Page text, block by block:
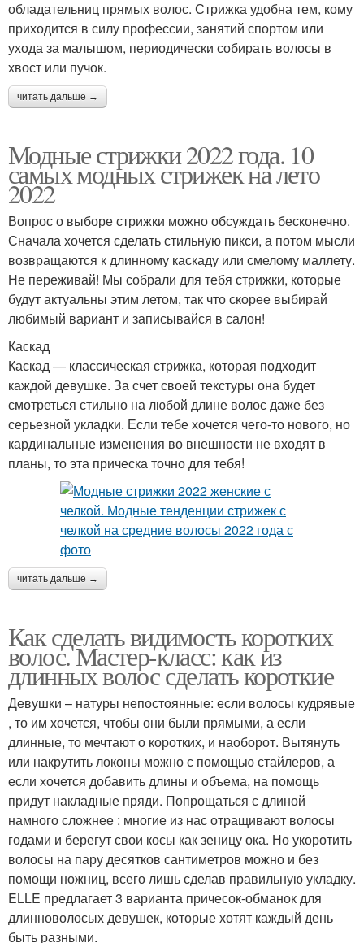
обладательниц прямых волос. Стрижка удобна тем, кому
приходится в силу профессии, занятий спортом или
ухода за малышом, периодически собирать волосы в
хвост или пучок.
читать дальше →
Модные стрижки 2022 года. 10
самых модных стрижек на лето
2022
Вопрос о выборе стрижки можно обсуждать бесконечно.
Сначала хочется сделать стильную пикси, а потом мысли
возвращаются к длинному каскаду или смелому маллету.
Не переживай! Мы собрали для тебя стрижки, которые
будут актуальны этим летом, так что скорее выбирай
любимый вариант и записывайся в салон!
Каскад
Каскад — классическая стрижка, которая подходит
каждой девушке. За счет своей текстуры она будет
смотреться стильно на любой длине волос даже без
серьезной укладки. Если тебе хочется чего-то нового, но
кардинальные изменения во внешности не входят в
планы, то эта прическа точно для тебя!
читать дальше →
Как сделать видимость коротких
волос. Мастер-класс: как из
длинных волос сделать короткие
Девушки – натуры непостоянные: если волосы кудрявые
, то им хочется, чтобы они были прямыми, а если
длинные, то мечтают о коротких, и наоборот. Вытянуть
или накрутить локоны можно с помощью стайлеров, а
если хочется добавить длины и объема, на помощь
придут накладные пряди. Попрощаться с длиной
намного сложнее : многие из нас отращивают волосы
годами и берегут свои косы как зеницу ока. Но укоротить
волосы на пару десятков сантиметров можно и без
помощи ножниц, всего лишь сделав правильную укладку.
ELLE предлагает 3 варианта причесок-обманок для
длинноволосых девушек, которые хотят каждый день
быть разными.